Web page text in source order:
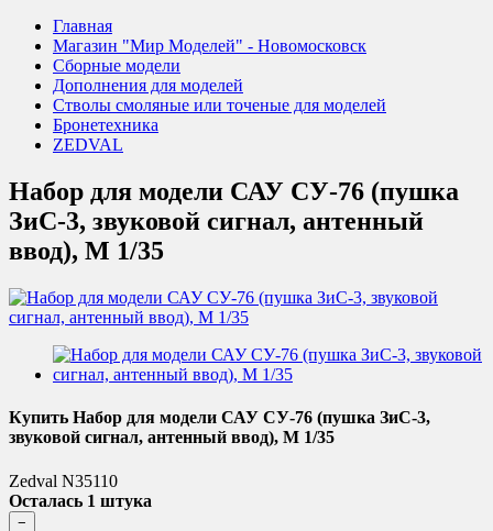
Главная
Магазин "Мир Моделей" - Новомосковск
Сборные модели
Дополнения для моделей
Стволы смоляные или точеные для моделей
Бронетехника
ZEDVAL
Набор для модели САУ СУ-76 (пушка
ЗиС-3, звуковой сигнал, антенный
ввод), М 1/35
Купить Набор для модели САУ СУ-76 (пушка ЗиС-3,
звуковой сигнал, антенный ввод), М 1/35
Zedval N35110
Осталась 1 штука